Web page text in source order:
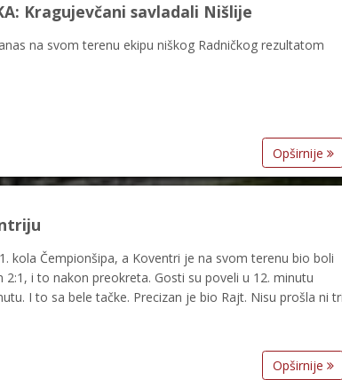
Kragujevčani savladali Nišlije
na svom terenu ekipu niškog Radničkog rezultatom
Opširnije
kola Čempionšipa, a Koventri je na svom terenu bio boli
i to nakon preokreta. Gosti su poveli u 12. minutu
I to sa bele tačke. Precizan je bio Rajt. Nisu prošla ni
Opširnije